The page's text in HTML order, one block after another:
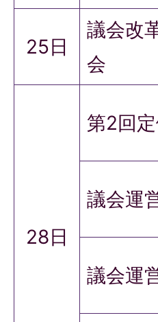
25日
議会改
会
28日
第2回
議会運
議会運